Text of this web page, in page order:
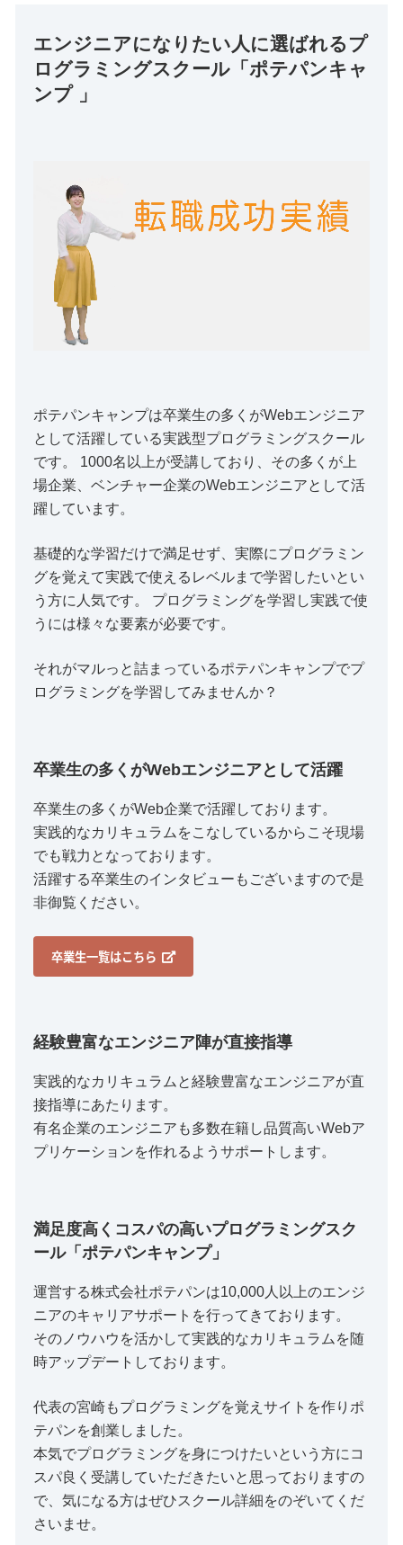
エンジニアになりたい人に選ばれるプ
ログラミングスクール「ポテパンキャ
ンプ 」
ポテパンキャンプは卒業生の多くがWebエンジニア
として活躍している実践型プログラミングスクール
です。 1000名以上が受講しており、その多くが上
場企業、ベンチャー企業のWebエンジニアとして活
躍しています。
基礎的な学習だけで満足せず、実際にプログラミン
グを覚えて実践で使えるレベルまで学習したいとい
う方に人気です。 プログラミングを学習し実践で使
うには様々な要素が必要です。
それがマルっと詰まっているポテパンキャンプでプ
ログラミングを学習してみませんか？
卒業生の多くがWebエンジニアとして活躍
卒業生の多くがWeb企業で活躍しております。
実践的なカリキュラムをこなしているからこそ現場
でも戦力となっております。
活躍する卒業生のインタビューもございますので是
非御覧ください。
卒業生一覧はこちら
経験豊富なエンジニア陣が直接指導
実践的なカリキュラムと経験豊富なエンジニアが直
接指導にあたります。
有名企業のエンジニアも多数在籍し品質高いWebア
プリケーションを作れるようサポートします。
満足度高くコスパの高いプログラミングスク
ール「ポテパンキャンプ」
運営する株式会社ポテパンは10,000人以上のエンジ
ニアのキャリアサポートを行ってきております。
そのノウハウを活かして実践的なカリキュラムを随
時アップデートしております。
代表の宮崎もプログラミングを覚えサイトを作りポ
テパンを創業しました。
本気でプログラミングを身につけたいという方にコ
スパ良く受講していただきたいと思っておりますの
で、気になる方はぜひスクール詳細をのぞいてくだ
さいませ。